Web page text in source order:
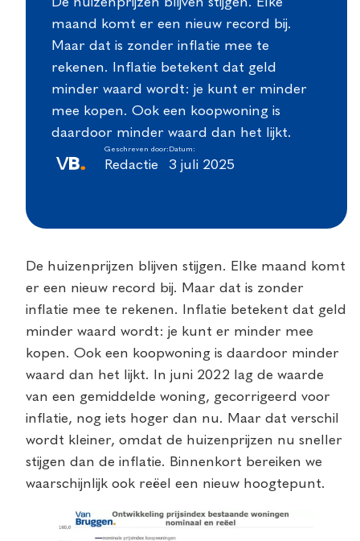
maand komt er een nieuw record bij.
Maar dat is zonder inflatie mee te
rekenen. Inflatie betekent dat geld
minder waard wordt: je kunt er minder
mee kopen. Ook een koopwoning is
daardoor minder waard dan het lijkt.
Geschreven door:
Redactie
Datum:
3 juli 2025
De huizenprijzen blijven stijgen. Elke maand komt
er een nieuw record bij. Maar dat is zonder
inflatie mee te rekenen. Inflatie betekent dat geld
minder waard wordt: je kunt er minder mee
kopen. Ook een koopwoning is daardoor minder
waard dan het lijkt. In juni 2022 lag de waarde
van een gemiddelde woning, gecorrigeerd voor
inflatie, nog iets hoger dan nu. Maar dat verschil
wordt kleiner, omdat de huizenprijzen nu sneller
stijgen dan de inflatie. Binnenkort bereiken we
waarschijnlijk ook reëel een nieuw hoogtepunt.